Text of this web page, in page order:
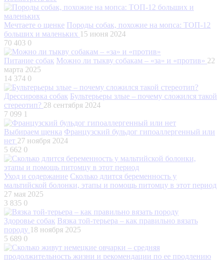
Мечтаете о щенке Породы собак, похожие на мопса: ТОП-12
больших и маленьких 15 июня 2024
70 403 0
Питание собак Можно ли тыкву собакам – «за» и «против» 22
марта 2025
14 374 0
Дрессировка собак Бультерьеры злые – почему сложился такой
стереотип? 28 сентября 2024
7 099 1
Выбираем щенка Французский бульдог гипоаллергенный или
нет 27 ноября 2024
5 662 0
Уход и содержание Сколько длится беременность у
мальтийской болонки, этапы и помощь питомцу в этот период
27 мая 2025
3 835 0
Здоровье собак Вязка той-терьера – как правильно вязать
породу 18 ноября 2025
5 689 0